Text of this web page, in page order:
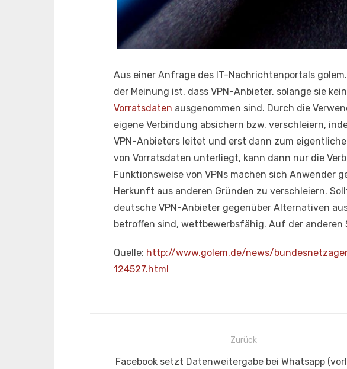
Aus einer Anfrage des IT-Nachrichtenportals
der Meinung ist, dass VPN-Anbieter, solange sie
Vorratsdaten ausgenommen sind. Durch die
eigene Verbindung absichern bzw. verschleiern,
VPN-Anbieters leitet und erst dann zum
von Vorratsdaten unterliegt, kann dann nur die
Funktionsweise von VPNs machen sich Anwender
Herkunft aus anderen Gründen zu verschleiern.
deutsche VPN-Anbieter gegenüber Alternativen
betroffen sind, wettbewerbsfähig. Auf der
Quelle: http://www.golem.de/news/
124527.html
BeitragsnavigationZurück
Vorheriger
Facebook setzt Datenweitergabe bei Whatsapp